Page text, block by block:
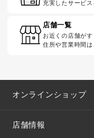
充実したサービス
店舗一覧
お近くの店舗がす
住所や営業時間は
オンラインショップ
店舗情報